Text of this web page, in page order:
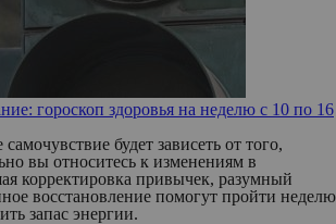
гороскоп здоровья на неделю с 10 по 16
будет зависеть от того,
вы относитесь к изменениям в
корректировка привычек, разумный
восстановление помогут пройти неделю
запас энергии.